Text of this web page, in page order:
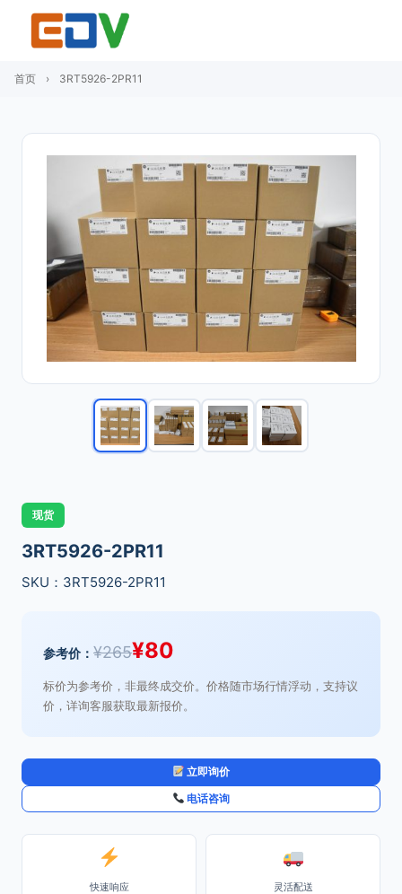
首页 › 3RT5926-2PR11
现货
3RT5926-2PR11
SKU：3RT5926-2PR11
参考价： ¥265¥80
标价为参考价，非最终成交价。价格随市场行情浮动，支持议
价，详询客服获取最新报价。
立即询价
电话咨询
快速响应 灵活配送